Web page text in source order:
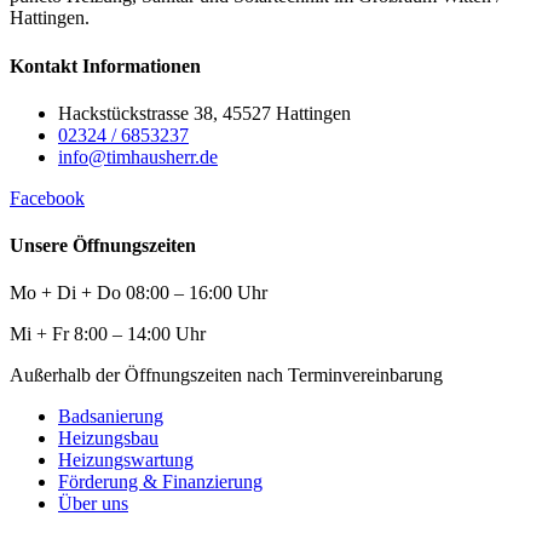
Hattingen.
Kontakt Informationen
Hackstückstrasse 38, 45527 Hattingen
02324 / 6853237
info@timhausherr.de
Facebook
Unsere Öffnungszeiten
Mo + Di + Do 08:00 – 16:00 Uhr
Mi + Fr 8:00 – 14:00 Uhr
Außerhalb der Öffnungszeiten nach Terminvereinbarung
Badsanierung
Heizungsbau
Heizungswartung
Förderung & Finanzierung
Über uns